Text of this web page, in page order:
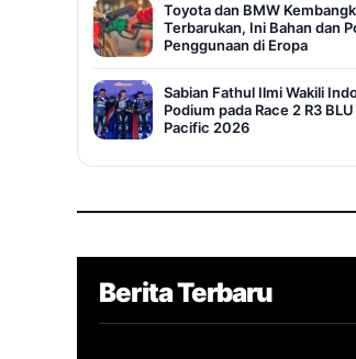
Toyota dan BMW
Terbarukan, Ini Bahan dan
Penggunaan di Eropa
Sabian Fathul Ilmi Wakili
Podium pada Race 2 R3
Pacific 2026
Berita Terbaru